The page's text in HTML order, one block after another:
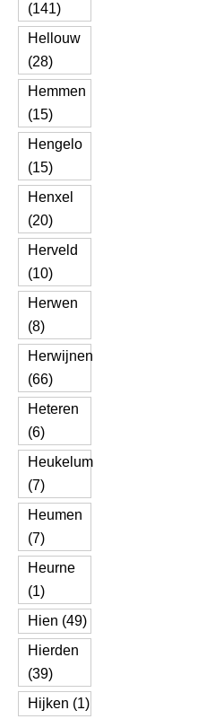
(141)
Hellouw
(28)
Hemmen
(15)
Hengelo
(15)
Henxel
(20)
Herveld
(10)
Herwen
(8)
Herwijnen
(66)
Heteren
(6)
Heukelum
(7)
Heumen
(7)
Heurne
(1)
Hien (49)
Hierden
(39)
Hijken (1)